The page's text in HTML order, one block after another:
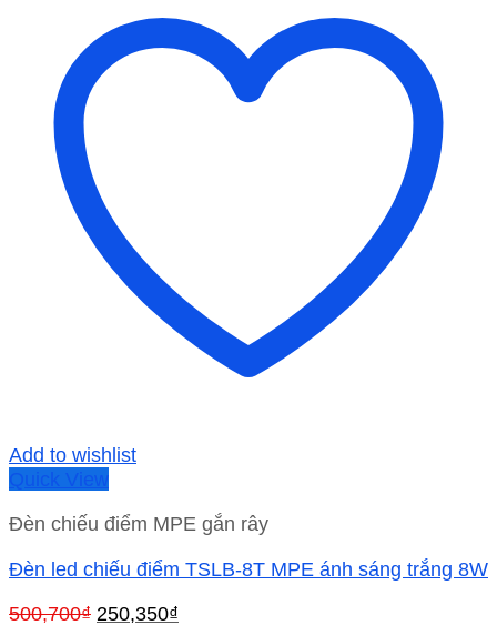
Add to wishlist
Quick View
Đèn chiếu điểm MPE gắn rây
Đèn led chiếu điểm TSLB-8T MPE ánh sáng trắng 8W
500,700₫ Giá
250,350₫